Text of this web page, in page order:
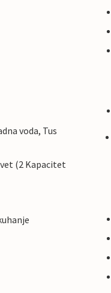
voda, Tus
(2 Kapacitet